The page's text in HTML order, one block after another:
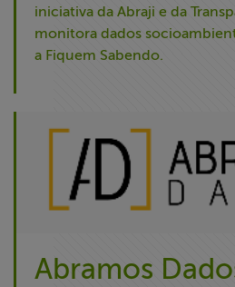
iniciativa da Abraji e da
monitora dados
a Fiquem Sabendo.
Abramos